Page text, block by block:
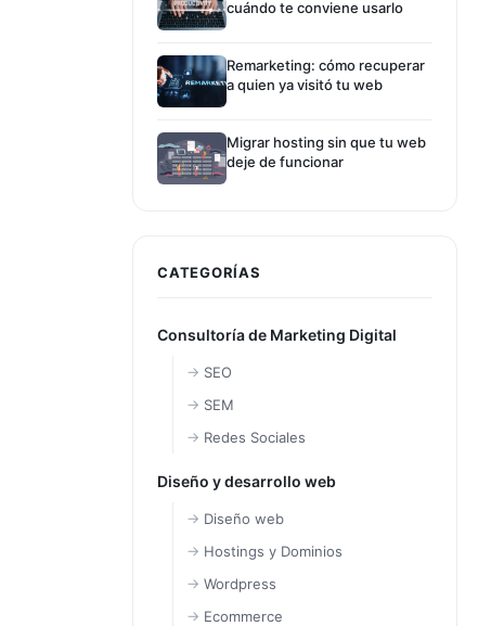
cuándo te conviene usarlo
Remarketing: cómo recuperar
a quien ya visitó tu web
Migrar hosting sin que tu web
deje de funcionar
CATEGORÍAS
Consultoría de Marketing Digital
SEO
SEM
Redes Sociales
Diseño y desarrollo web
Diseño web
Hostings y Dominios
Wordpress
Ecommerce